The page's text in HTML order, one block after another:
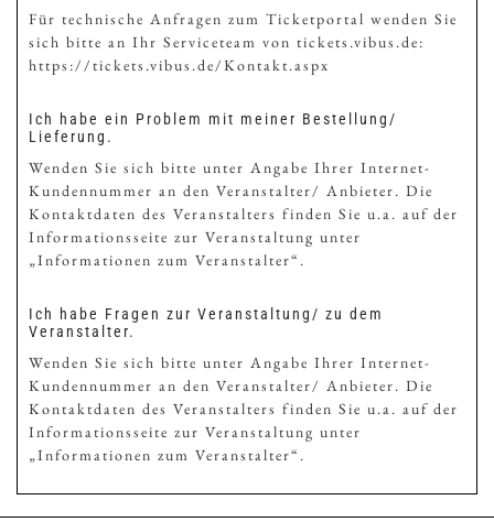
Für technische Anfragen zum Ticketportal wenden Sie
sich bitte an Ihr Serviceteam von tickets.vibus.de:
https://tickets.vibus.de/Kontakt.aspx
Ich habe ein Problem mit meiner Bestellung/
Lieferung.
Wenden Sie sich bitte unter Angabe Ihrer Internet-
Kundennummer an den Veranstalter/ Anbieter. Die
Kontaktdaten des Veranstalters finden Sie u.a. auf der
Informationsseite zur Veranstaltung unter
„Informationen zum Veranstalter“.
Ich habe Fragen zur Veranstaltung/ zu dem
Veranstalter.
Wenden Sie sich bitte unter Angabe Ihrer Internet-
Kundennummer an den Veranstalter/ Anbieter. Die
Kontaktdaten des Veranstalters finden Sie u.a. auf der
Informationsseite zur Veranstaltung unter
„Informationen zum Veranstalter“.